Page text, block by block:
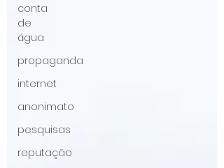
conta
de
água
propaganda
internet
anonimato
pesquisas
reputação